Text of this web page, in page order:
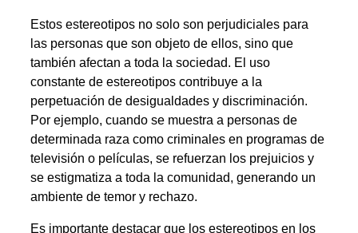
Estos estereotipos no solo son perjudiciales para
las personas que son objeto de ellos, sino que
también afectan a toda la sociedad. El uso
constante de estereotipos contribuye a la
perpetuación de desigualdades y discriminación.
Por ejemplo, cuando se muestra a personas de
determinada raza como criminales en programas de
televisión o películas, se refuerzan los prejuicios y
se estigmatiza a toda la comunidad, generando un
ambiente de temor y rechazo.
Es importante destacar que los estereotipos en los